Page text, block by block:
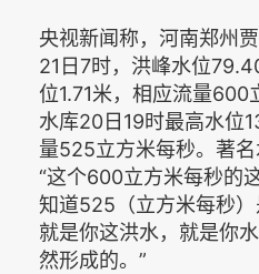
央视新闻称，河南郑州
21日7时，洪峰水位
位1.71米，相应流量600
水库20日19时最高水位
量525立方米每秒。著名
“这个600立方米每秒的
知道525（立方米每秒）
就是你这洪水，就是你
然形成的。”